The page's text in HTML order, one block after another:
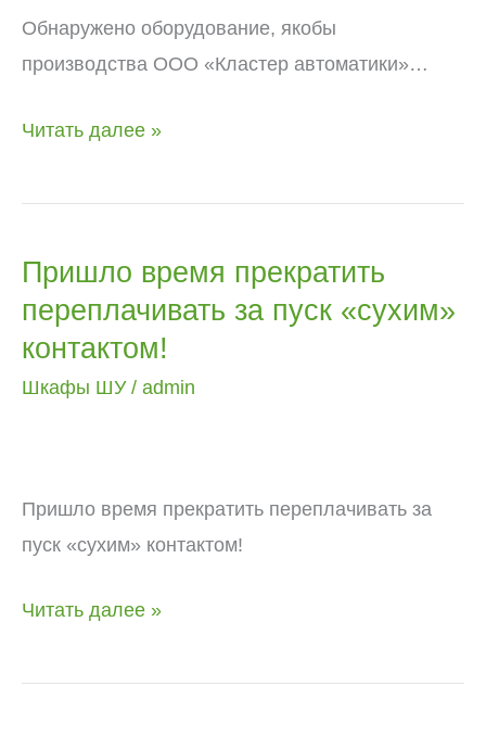
Обнаружено оборудование, якобы
производства ООО «Кластер автоматики»…
Читать далее »
Пришло время прекратить
переплачивать за пуск «сухим»
контактом!
Шкафы ШУ/ admin
Пришло время прекратить переплачивать за
пуск «сухим» контактом!
Пришло
время
прекратить
переплачивать
контактом!
Читать далее »